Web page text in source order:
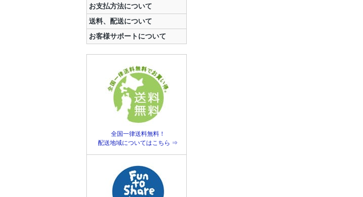
お支払方法について
送料、配送について
お客様サポートについて
全国一律送料無料！
配送地域についてはこちら ⇒